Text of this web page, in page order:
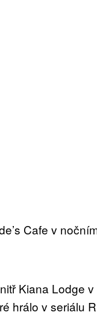
Cafe v
Kiana Lodge
hrálo v seriálu